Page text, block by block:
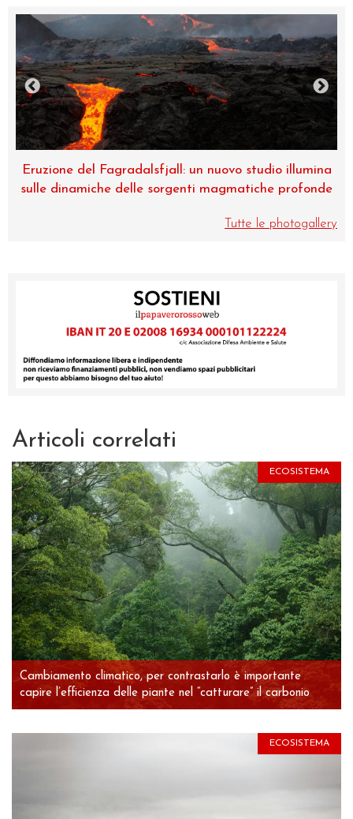
Museo di Zoologia, una perla dell’Università di
Catania
Tutte le photogallery
Articoli correlati
ECOSISTEMA
Cambiamento climatico, per contrastarlo è importante
capire l’efficienza delle piante nel “catturare” il carbonio
ECOSISTEMA